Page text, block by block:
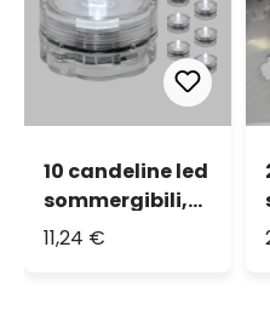
10 candeline led
sommergibili,
bianco freddo
11,24 €